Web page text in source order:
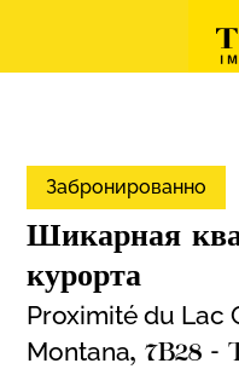
Забронированно
Шикарная
курорта
Proximité du Lac
Montana, 7B28 -